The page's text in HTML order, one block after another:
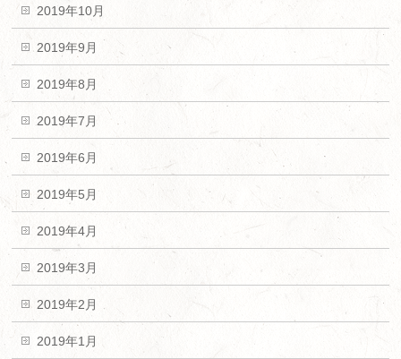
2019年10月
2019年9月
2019年8月
2019年7月
2019年6月
2019年5月
2019年4月
2019年3月
2019年2月
2019年1月